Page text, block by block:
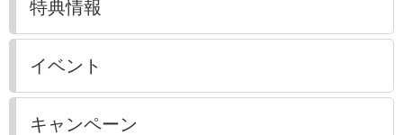
特典情報
イベント
キャンペーン